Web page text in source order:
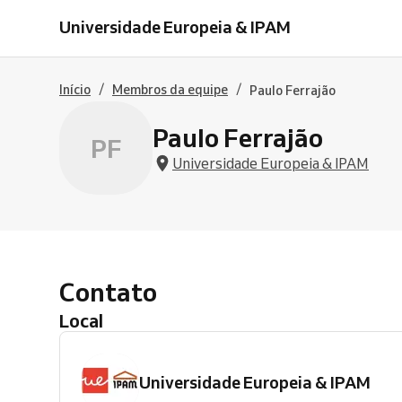
Universidade Europeia & IPAM
Início / Membros da equipe / Paulo Ferrajão
PF Paulo Ferrajão
Universidade Europeia & IPAM
Contato
Local
Universidade Europeia & IPAM